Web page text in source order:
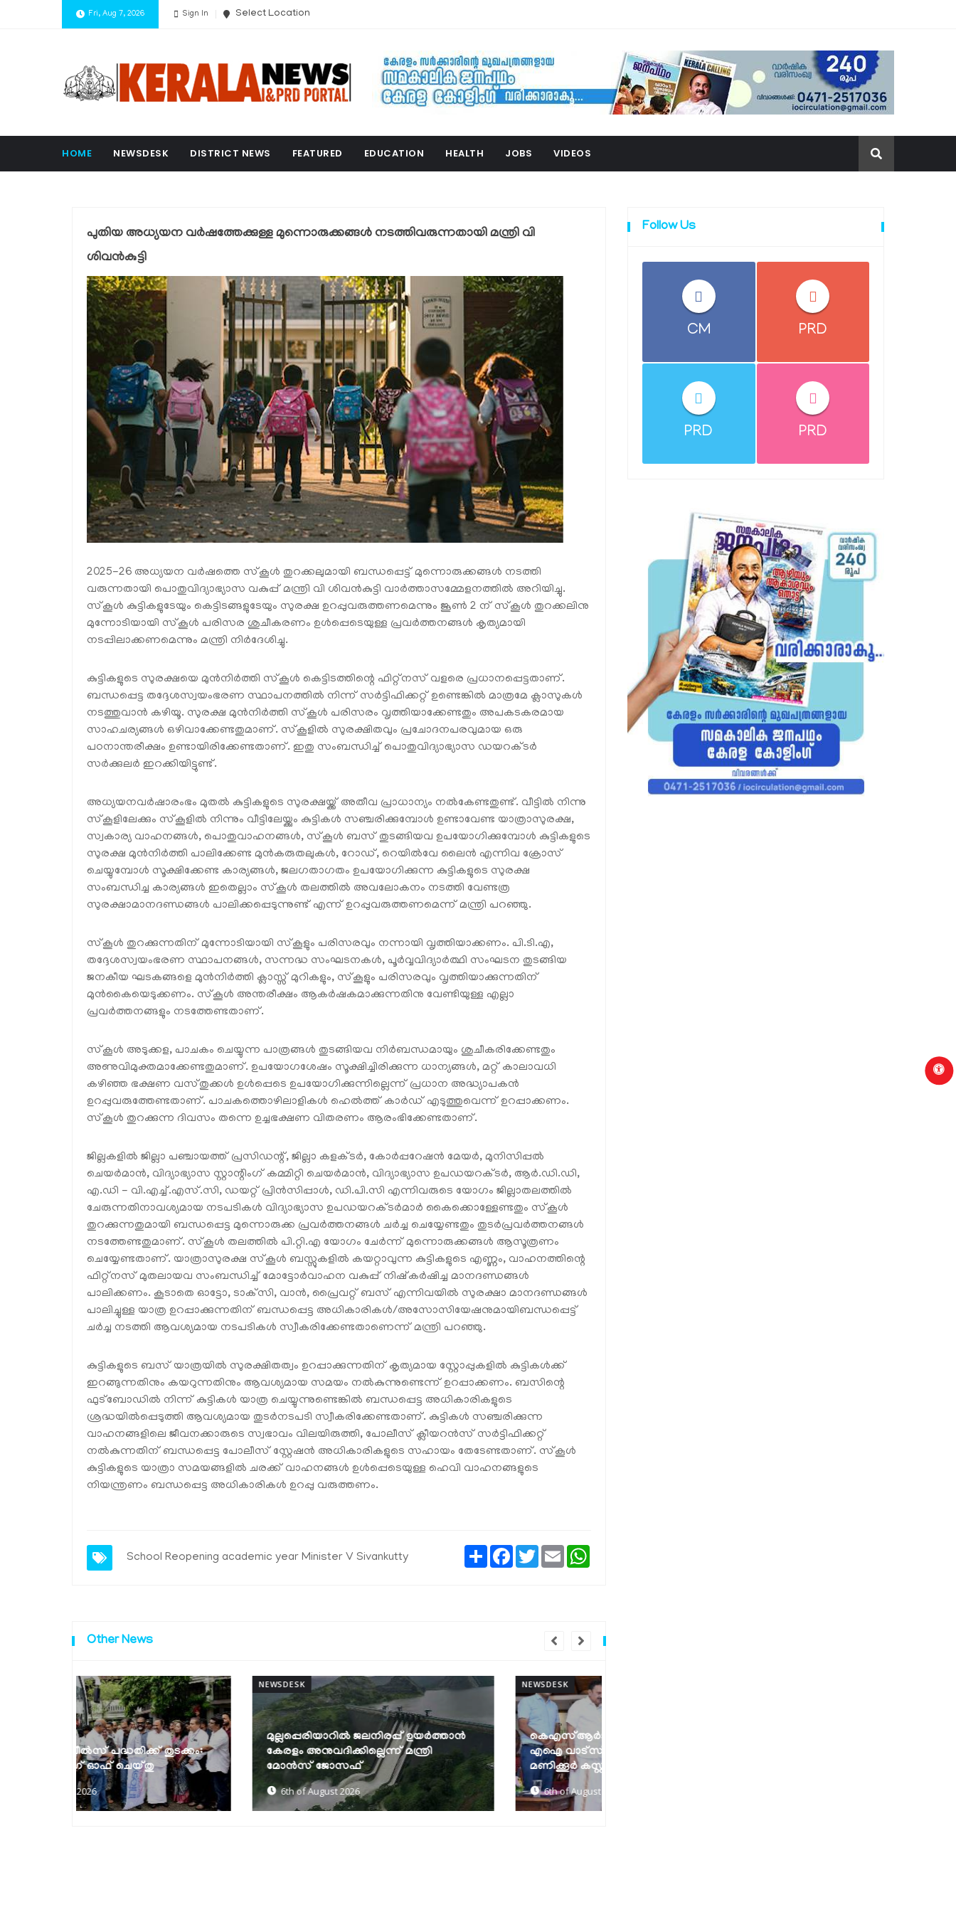
Fri, Aug 7, 2026 Sign In Select Location
HOME NEWSDESK DISTRICT NEWS FEATURED EDUCATION HEALTH JOBS VIDEOS
പുതിയ അധ്യയന വർഷത്തേക്കുള്ള മുന്നൊരുക്കങ്ങൾ നടത്തിവരുന്നതായി മന്ത്രി വി
ശിവൻകുട്ടി
2025-26 അധ്യയന വർഷത്തെ സ്‌കൂൾ തുറക്കലുമായി ബന്ധപ്പെട്ട് മുന്നൊരുക്കങ്ങൾ നടത്തി
വരുന്നതായി പൊതുവിദ്യാഭ്യാസ വകുപ്പ് മന്ത്രി വി ശിവൻകുട്ടി വാർത്താസമ്മേളനത്തിൽ അറിയിച്ചു.
സ്‌കൂൾ കുട്ടികളുടേയും കെട്ടിടങ്ങളുടേയും സുരക്ഷ ഉറപ്പുവരുത്തണമെന്നും ജൂൺ 2 ന് സ്‌കൂൾ തുറക്കലിനു
മുന്നോടിയായി സ്‌കൂൾ പരിസര ശുചീകരണം ഉൾപ്പെടെയുള്ള പ്രവർത്തനങ്ങൾ കൃത്യമായി
നടപ്പിലാക്കണമെന്നും മന്ത്രി നിർദേശിച്ചു.
കുട്ടികളുടെ സുരക്ഷയെ മുൻനിർത്തി സ്‌കൂൾ കെട്ടിടത്തിന്റെ ഫിറ്റ്‌നസ് വളരെ പ്രധാനപ്പെട്ടതാണ്.
ബന്ധപ്പെട്ട തദ്ദേശസ്വയംഭരണ സ്ഥാപനത്തിൽ നിന്ന് സർട്ടിഫിക്കറ്റ് ഉണ്ടെങ്കിൽ മാത്രമേ ക്ലാസുകൾ
നടത്തുവാൻ കഴിയൂ. സുരക്ഷ മുൻനിർത്തി സ്‌കൂൾ പരിസരം വൃത്തിയാക്കേണ്ടതും അപകടകരമായ
സാഹചര്യങ്ങൾ ഒഴിവാക്കേണ്ടതുമാണ്. സ്‌കൂളിൽ സുരക്ഷിതവും പ്രചോദനപരവുമായ ഒരു
പഠനാന്തരീക്ഷം ഉണ്ടായിരിക്കേണ്ടതാണ്. ഇതു സംബന്ധിച്ച് പൊതുവിദ്യാഭ്യാസ ഡയറക്ടർ
സർക്കുലർ ഇറക്കിയിട്ടുണ്ട്.
അധ്യയനവർഷാരംഭം മുതൽ കുട്ടികളുടെ സുരക്ഷയ്ക്ക് അതീവ പ്രാധാന്യം നൽകേണ്ടതുണ്ട്. വീട്ടിൽ നിന്നു
സ്‌കൂളിലേക്കും സ്‌കൂളിൽ നിന്നും വീട്ടിലേയ്ക്കും കുട്ടികൾ സഞ്ചരിക്കുമ്പോൾ ഉണ്ടാവേണ്ട യാത്രാസുരക്ഷ,
സ്വകാര്യ വാഹനങ്ങൾ, പൊതുവാഹനങ്ങൾ, സ്‌കൂൾ ബസ് തുടങ്ങിയവ ഉപയോഗിക്കുമ്പോൾ കുട്ടികളുടെ
സുരക്ഷ മുൻനിർത്തി പാലിക്കേണ്ട മുൻകരുതലുകൾ, റോഡ്, റെയിൽവേ ലൈൻ എന്നിവ ക്രോസ്
ചെയ്യുമ്പോൾ സൂക്ഷിക്കേണ്ട കാര്യങ്ങൾ, ജലഗതാഗതം ഉപയോഗിക്കുന്ന കുട്ടികളുടെ സുരക്ഷ
സംബന്ധിച്ച കാര്യങ്ങൾ ഇതെല്ലാം സ്‌കൂൾ തലത്തിൽ അവലോകനം നടത്തി വേണ്ടത്ര
സുരക്ഷാമാനദണ്ഡങ്ങൾ പാലിക്കപ്പെടുന്നുണ്ട് എന്ന് ഉറപ്പുവരുത്തണമെന്ന് മന്ത്രി പറഞ്ഞു.
സ്‌കൂൾ തുറക്കുന്നതിന് മുന്നോടിയായി സ്‌കൂളും പരിസരവും നന്നായി വൃത്തിയാക്കണം. പി.ടി.എ,
തദ്ദേശസ്വയംഭരണ സ്ഥാപനങ്ങൾ, സന്നദ്ധ സംഘടനകൾ, പൂർവ്വവിദ്യാർത്ഥി സംഘടന തുടങ്ങിയ
ജനകീയ ഘടകങ്ങളെ മുൻനിർത്തി ക്ലാസ്സ് മുറികളും, സ്‌കൂളും പരിസരവും വൃത്തിയാക്കുന്നതിന്
മുൻകൈയെടുക്കണം. സ്‌കൂൾ അന്തരീക്ഷം ആകർഷകമാക്കുന്നതിനു വേണ്ടിയുള്ള എല്ലാ
പ്രവർത്തനങ്ങളും നടത്തേണ്ടതാണ്.
സ്‌കൂൾ അടുക്കള, പാചകം ചെയ്യുന്ന പാത്രങ്ങൾ തുടങ്ങിയവ നിർബന്ധമായും ശുചീകരിക്കേണ്ടതും
അണുവിമുക്തമാക്കേണ്ടതുമാണ്. ഉപയോഗശേഷം സൂക്ഷിച്ചിരിക്കുന്ന ധാന്യങ്ങൾ, മറ്റ് കാലാവധി
കഴിഞ്ഞ ഭക്ഷണ വസ്തുക്കൾ ഉൾപ്പെടെ ഉപയോഗിക്കുന്നില്ലെന്ന് പ്രധാന അദ്ധ്യാപകൻ
ഉറപ്പുവരുത്തേണ്ടതാണ്. പാചകത്തൊഴിലാളികൾ ഹെൽത്ത് കാർഡ് എടുത്തുവെന്ന് ഉറപ്പാക്കണം.
സ്‌കൂൾ തുറക്കുന്ന ദിവസം തന്നെ ഉച്ചഭക്ഷണ വിതരണം ആരംഭിക്കേണ്ടതാണ്.
ജില്ലകളിൽ ജില്ലാ പഞ്ചായത്ത് പ്രസിഡന്റ്, ജില്ലാ കളക്ടർ, കോർപ്പറേഷൻ മേയർ, മുനിസിപ്പൽ
ചെയർമാൻ, വിദ്യാഭ്യാസ സ്റ്റാന്റിംഗ് കമ്മിറ്റി ചെയർമാൻ, വിദ്യാഭ്യാസ ഉപഡയറക്ടർ, ആർ.ഡി.ഡി,
എ.ഡി - വി.എച്ച്.എസ്.സി, ഡയറ്റ് പ്രിൻസിപ്പാൾ, ഡി.പി.സി എന്നിവരുടെ യോഗം ജില്ലാതലത്തിൽ
ചേരുന്നതിനാവശ്യമായ നടപടികൾ വിദ്യാഭ്യാസ ഉപഡയറക്ടർമാർ കൈക്കൊള്ളേണ്ടതും സ്‌കൂൾ
തുറക്കുന്നതുമായി ബന്ധപ്പെട്ട മുന്നൊരുക്ക പ്രവർത്തനങ്ങൾ ചർച്ച ചെയ്യേണ്ടതും തുടർപ്രവർത്തനങ്ങൾ
നടത്തേണ്ടതുമാണ്. സ്‌കൂൾ തലത്തിൽ പി.റ്റി.എ യോഗം ചേർന്ന് മുന്നൊരുക്കങ്ങൾ ആസൂത്രണം
ചെയ്യേണ്ടതാണ്. യാത്രാസുരക്ഷ സ്‌കൂൾ ബസ്സുകളിൽ കയറ്റാവുന്ന കുട്ടികളുടെ എണ്ണം, വാഹനത്തിന്റെ
ഫിറ്റ്‌നസ് മുതലായവ സംബന്ധിച്ച് മോട്ടോർവാഹന വകുപ്പ് നിഷ്‌കർഷിച്ച മാനദണ്ഡങ്ങൾ
പാലിക്കണം. കൂടാതെ ഓട്ടോ, ടാക്‌സി, വാൻ, പ്രൈവറ്റ് ബസ് എന്നിവയിൽ സുരക്ഷാ മാനദണ്ഡങ്ങൾ
പാലിച്ചുള്ള യാത്ര ഉറപ്പാക്കുന്നതിന് ബന്ധപ്പെട്ട അധികാരികൾ/അസോസിയേഷനുമായിബന്ധപ്പെട്ട്
ചർച്ച നടത്തി ആവശ്യമായ നടപടികൾ സ്വീകരിക്കേണ്ടതാണെന്ന് മന്ത്രി പറഞ്ഞു.
കുട്ടികളുടെ ബസ് യാത്രയിൽ സുരക്ഷിതത്വം ഉറപ്പാക്കുന്നതിന് കൃത്യമായ സ്റ്റോപ്പുകളിൽ കുട്ടികൾക്ക്
ഇറങ്ങുന്നതിനും കയറുന്നതിനും ആവശ്യമായ സമയം നൽകുന്നുണ്ടെന്ന് ഉറപ്പാക്കണം. ബസിന്റെ
ഫുട്‌ബോഡിൽ നിന്ന് കുട്ടികൾ യാത്ര ചെയ്യുന്നുണ്ടെങ്കിൽ ബന്ധപ്പെട്ട അധികാരികളുടെ
ശ്രദ്ധയിൽപ്പെടുത്തി ആവശ്യമായ തുടർനടപടി സ്വീകരിക്കേണ്ടതാണ്. കുട്ടികൾ സഞ്ചരിക്കുന്ന
വാഹനങ്ങളിലെ ജീവനക്കാരുടെ സ്വഭാവം വിലയിരുത്തി, പോലീസ് ക്ലീയറൻസ് സർട്ടിഫിക്കറ്റ്
നൽകുന്നതിന് ബന്ധപ്പെട്ട പോലീസ് സ്റ്റേഷൻ അധികാരികളുടെ സഹായം തേടേണ്ടതാണ്. സ്‌കൂൾ
കുട്ടികളുടെ യാത്രാ സമയങ്ങളിൽ ചരക്ക് വാഹനങ്ങൾ ഉൾപ്പെടെയുള്ള ഹെവി വാഹനങ്ങളുടെ
നിയന്ത്രണം ബന്ധപ്പെട്ട അധികാരികൾ ഉറപ്പു വരുത്തണം.
School Reopening academic year Minister V Sivankutty
ShareFacebook
TwitterEmail
Other News
NEWSDESK
മുല്ലപ്പെരിയാറിൽ ജലനിരപ്പ് ഉയർത്താൻ
കേരളം അനുവദിക്കില്ലെന്ന് മന്ത്രി
മോൻസ് ജോസഫ്
6th of August 2026
NEWSDESK
കെഎസ്ആർടിസിയിൽ ഡിജിറ്റൽ യുഗം:
എഐ വാട്‌സ്ആപ്പ് ടിക്കറ്റിങ്, 24
മണിക്കൂർ കസ്റ്റമർ കെയർ,...
6th of August 2026
Follow Us
CM PRD
PRD PRD